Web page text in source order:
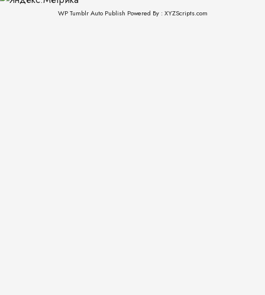
WP Tumblr Auto Publish Powered By : XYZScripts.com